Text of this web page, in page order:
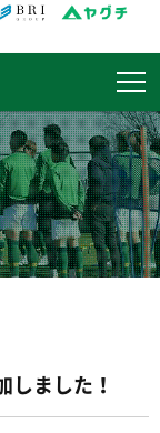
しました！